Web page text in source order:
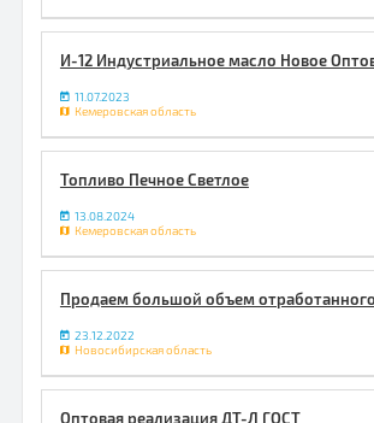
И-12 Индустриальное масло Новое
11.07.2023
Кемеровская область
Топливо Печное Светлое
13.08.2024
Кемеровская область
Продаем большой объем
23.12.2022
Новосибирская область
Оптовая реализация ДТ-Л ГОСТ